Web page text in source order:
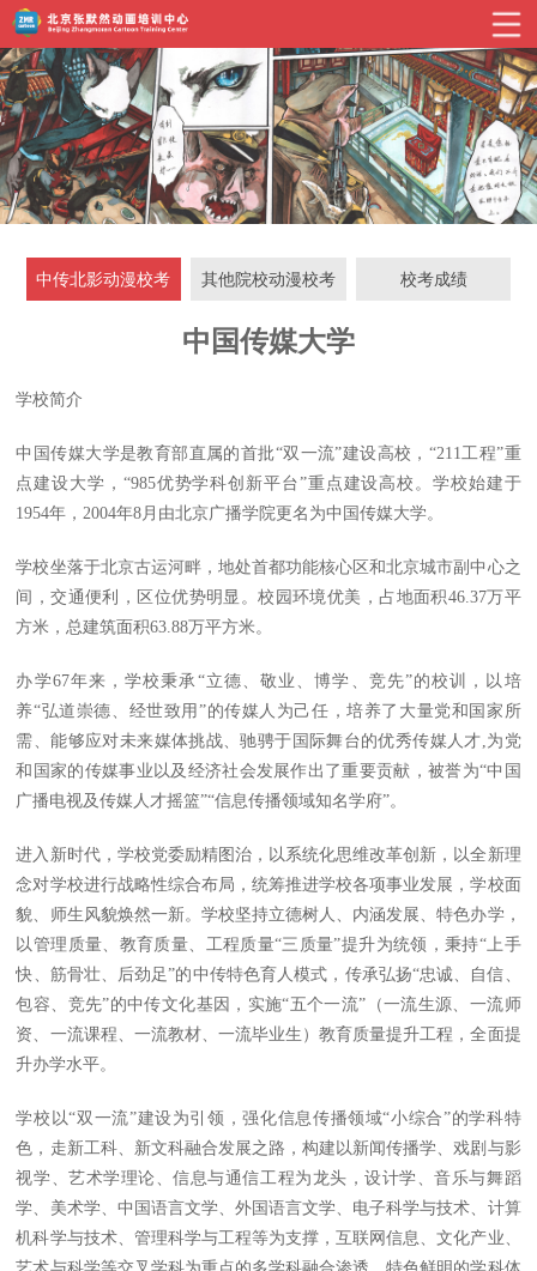
中传北影动漫校考 其他院校动漫校考 校考成绩
中国传媒大学
学校简介
中国传媒大学是教育部直属的首批“双一流”建设高校，“211工程”重
点建设大学，“985优势学科创新平台”重点建设高校。学校始建于
1954年，2004年8月由北京广播学院更名为中国传媒大学。
学校坐落于北京古运河畔，地处首都功能核心区和北京城市副中心之
间，交通便利，区位优势明显。校园环境优美，占地面积46.37万平
方米，总建筑面积63.88万平方米。
办学67年来，学校秉承“立德、敬业、博学、竞先”的校训，以培
养“弘道崇德、经世致用”的传媒人为己任，培养了大量党和国家所
需、能够应对未来媒体挑战、驰骋于国际舞台的优秀传媒人才,为党
和国家的传媒事业以及经济社会发展作出了重要贡献，被誉为“中国
广播电视及传媒人才摇篮”“信息传播领域知名学府”。
进入新时代，学校党委励精图治，以系统化思维改革创新，以全新理
念对学校进行战略性综合布局，统筹推进学校各项事业发展，学校面
貌、师生风貌焕然一新。学校坚持立德树人、内涵发展、特色办学，
以管理质量、教育质量、工程质量“三质量”提升为统领，秉持“上手
快、筋骨壮、后劲足”的中传特色育人模式，传承弘扬“忠诚、自信、
包容、竞先”的中传文化基因，实施“五个一流”（一流生源、一流师
资、一流课程、一流教材、一流毕业生）教育质量提升工程，全面提
升办学水平。
学校以“双一流”建设为引领，强化信息传播领域“小综合”的学科特
色，走新工科、新文科融合发展之路，构建以新闻传播学、戏剧与影
视学、艺术学理论、信息与通信工程为龙头，设计学、音乐与舞蹈
学、美术学、中国语言文学、外国语言文学、电子科学与技术、计算
机科学与技术、管理科学与工程等为支撑，互联网信息、文化产业、